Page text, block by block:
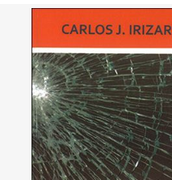
WISHLIST
0